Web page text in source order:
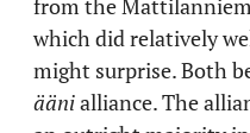
from the
which did relatively
might surprise. Both
äänialliance. The